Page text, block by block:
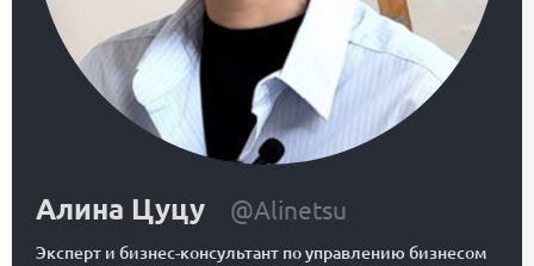
Алина Цуцу @Alinetsu
Эксперт и бизнес-консультант по управлению бизнесом